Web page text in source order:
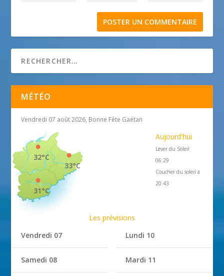
MÉTÉO
Vendredi 07 août 2026, Bonne Fête Gaétan
33°C
32°C
31°C
Aujourd'hui
Lever du Soleil
06:29
Coucher du soleil à
20:43
Les prévisions
Vendredi 07
Samedi 08
Lundi 10
Mardi 11